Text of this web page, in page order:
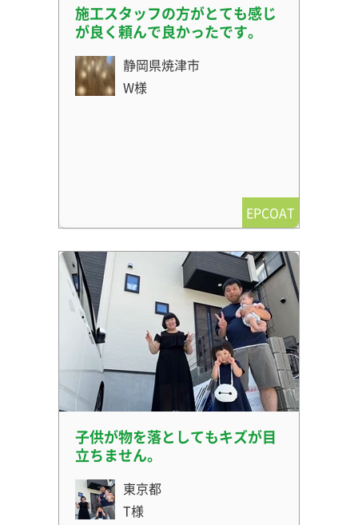
施工スタッフの方がとても感じ
が良く頼んで良かったです。
静岡県焼津市
W様
EPCOAT
子供が物を落としてもキズが目
立ちません。
東京都
T様